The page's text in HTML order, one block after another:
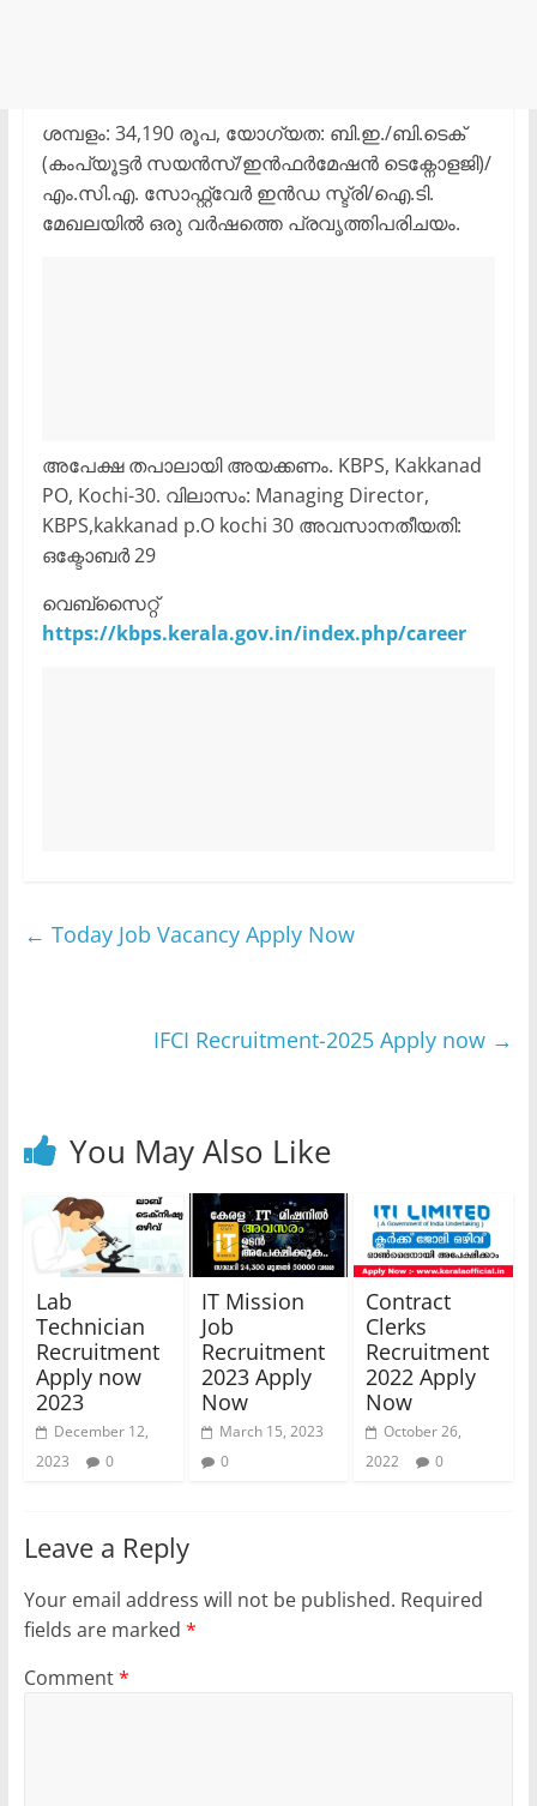
ശമ്പളം: 34,190 രൂപ, യോഗ്യത: ബി.ഇ./ബി.ടെക്
(കംപ്യൂട്ടർ സയൻസ്/ഇൻഫർമേഷൻ ടെക്നോളജി)/
എം.സി.എ. സോഫ്റ്റ്വേർ ഇൻഡ സ്ട്രി/ഐ.ടി.
മേഖലയിൽ ഒരു വർഷത്തെ പ്രവൃത്തിപരിചയം.
അപേക്ഷ തപാലായി അയക്കണം. KBPS, Kakkanad
PO, Kochi-30. വിലാസം: Managing Director,
KBPS,kakkanad p.O kochi 30 അവസാനതീയതി:
ഒക്ടോബർ 29
വെബ്സൈറ്റ്
https://kbps.kerala.gov.in/index.php/career
← Today Job Vacancy Apply Now
IFCI Recruitment-2025 Apply now →
You May Also Like
Lab
Technician
Recruitment
Apply now
2023
December 12,
2023
0
IT Mission
Job
Recruitment
2023 Apply
Now
March 15, 2023
0
Contract
Clerks
Recruitment
2022 Apply
Now
October 26,
2022
0
Leave a Reply
Your email address will not be published. Required
fields are marked *
Comment*